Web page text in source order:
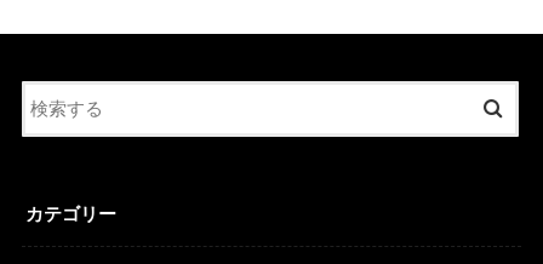
カテゴリー